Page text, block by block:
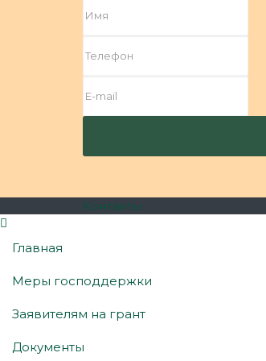
Контакты
Главная
Меры господдержки
Заявителям на грант
Документы